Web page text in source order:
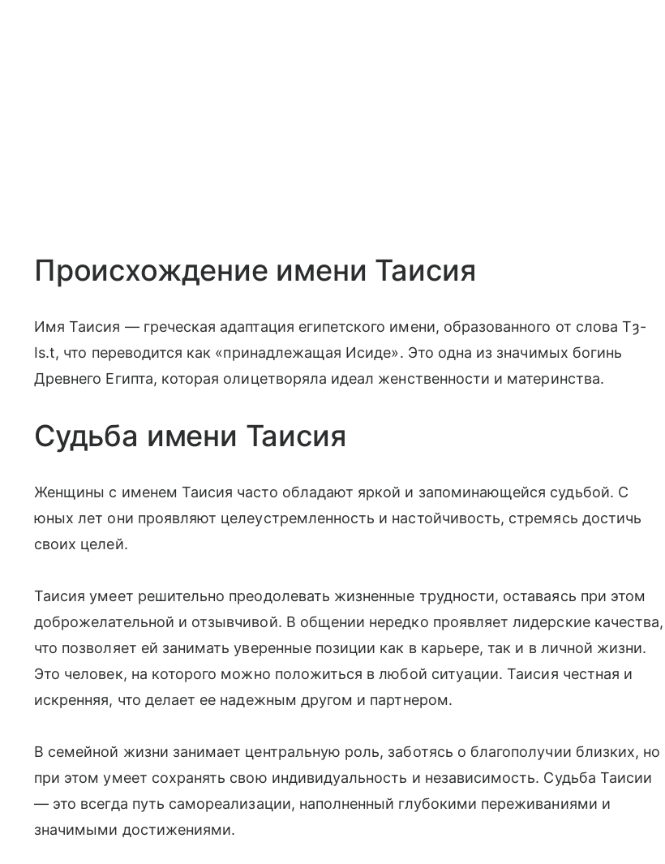
Происхождение имени Таисия
Имя Таисия — греческая адаптация египетского имени, образованного от слова Tȝ-
Is.t, что переводится как «принадлежащая Исиде». Это одна из значимых богинь
Древнего Египта, которая олицетворяла идеал женственности и материнства.
Судьба имени Таисия
Женщины с именем Таисия часто обладают яркой и запоминающейся судьбой. С
юных лет они проявляют целеустремленность и настойчивость, стремясь достичь
своих целей.
Таисия умеет решительно преодолевать жизненные трудности, оставаясь при этом
доброжелательной и отзывчивой. В общении нередко проявляет лидерские качества,
что позволяет ей занимать уверенные позиции как в карьере, так и в личной жизни.
Это человек, на которого можно положиться в любой ситуации. Таисия честная и
искренняя, что делает ее надежным другом и партнером.
В семейной жизни занимает центральную роль, заботясь о благополучии близких, но
при этом умеет сохранять свою индивидуальность и независимость. Судьба Таисии
— это всегда путь самореализации, наполненный глубокими переживаниями и
значимыми достижениями.